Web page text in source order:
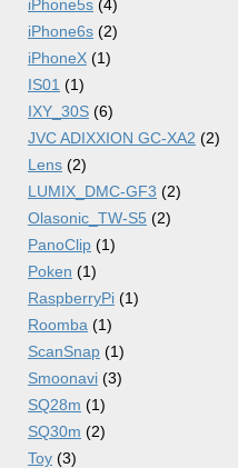
iPhone5s (4)
iPhone6s (2)
iPhoneX (1)
IS01 (1)
IXY_30S (6)
JVC ADIXXION GC-XA2 (2)
Lens (2)
LUMIX_DMC-GF3 (2)
Olasonic_TW-S5 (2)
PanoClip (1)
Poken (1)
RaspberryPi (1)
Roomba (1)
ScanSnap (1)
Smoonavi (3)
SQ28m (1)
SQ30m (2)
Toy (3)